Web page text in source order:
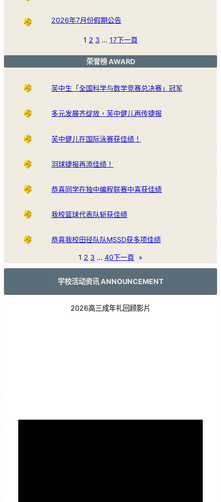
2026年7月份假期公告
1 2 3 … 17下一頁
荣誉榜 AWARD
芙中生「全国科学与数学竞赛总决赛」冠军
多元发展齐绽放，芙中健儿再传捷报
芙中健儿在国际泳赛获佳绩！
羽球捷报再添佳绩！
恭喜同学在独中编程联赛中喜获佳绩
我校篮球代表队斩获佳绩
恭喜我校田径队队MSSD获多项佳绩
1 2 3 … 40下一頁 »
学校活动资讯 ANNOUNCEMENT
2026高三成年礼回顾影片